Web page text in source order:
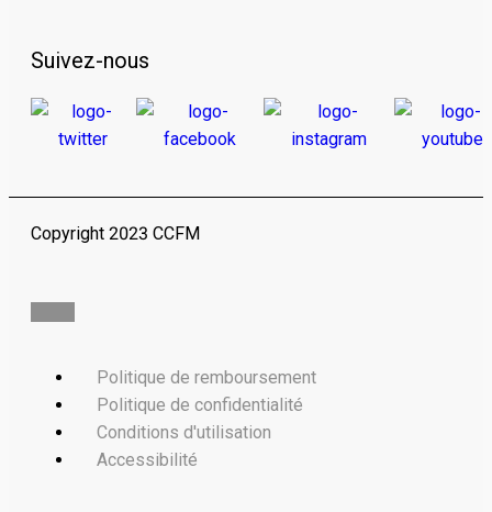
Suivez-nous
Copyright 2023 CCFM
Politique de remboursement
Politique de confidentialité
Conditions d'utilisation
Accessibilité